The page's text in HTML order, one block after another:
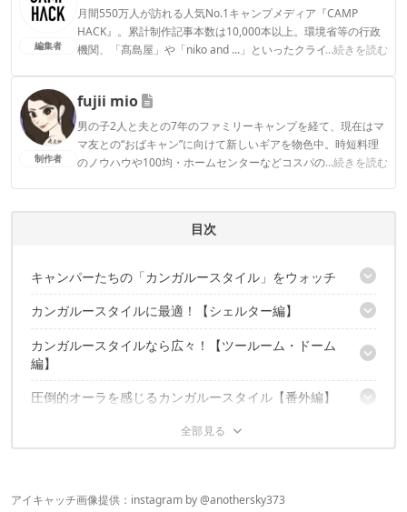
編集者
月間550万人が訪れる人気No.1キャンプメディア『CAMP
HACK』。累計制作記事本数は10,000本以上。環境省等の行政
機関、「髙島屋」や「niko and ...」といったクライアントとの
...続きを読む
CAMP HACK編集部のプロフィール
制作者
fujii mio
男の子2人と夫との7年のファミリーキャンプを経て、現在はマ
マ友との“おばキャン”に向けて新しいギアを物色中。時短料理
のノウハウや100均・ホームセンターなどコスパの良好なギア
...続きを読む
fujii mioのプロフィール目次
キャンパーたちの「カンガルースタイル」をウォッチ
……の前に、カンガルースタイルのメリットって？
カンガルースタイルに最適！【シェルター編】
サーカスTC×アメニティドームS
ランドステーション×エリクサー3
ランドステーション×アメニティドームS
ヘキサライト6P×ギャラクシー2P
カンガルースタイルなら広々！【ツールーム・ドーム
編】
レイサ×アメニティドームS
ファイヤーベース×カンガルーテント
圧倒的オーラを感じるカンガルースタイル【番外編】
さあ、カンガルースタイルに挑戦だッ！
アイキャッチ画像提供：instagram by@anothersky373